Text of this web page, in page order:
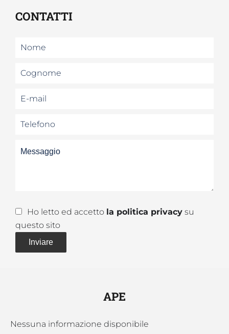
CONTATTI
Ho letto ed accetto la politica privacy su
questo sito
Inviare
APE
Nessuna informazione disponibile